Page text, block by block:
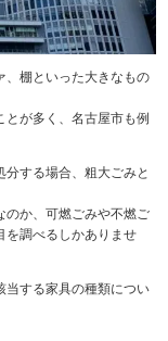
、棚といった大きなもの
が多く、名古屋市も例
する場合、粗大ごみと
のか、可燃ごみや不燃ご
を調べるしかありませ
当する家具の種類につい